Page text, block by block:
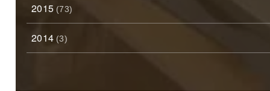
2015 (73)
2014 (3)